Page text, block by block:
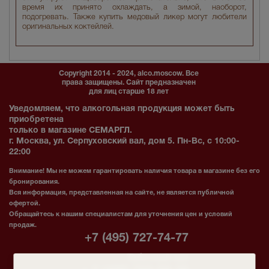
время их принято охлаждать, а зимой, наоборот,
подогревать. Также купить медовый ликер могут любители
оригинальных коктейлей.
Copyright 2014 - 2024, alco.moscow. Все
права защищены. Сайт предназначен
для лиц старше 18 лет
Уведомляем, что алкогольная продукция может быть
приобретена
только в магазине СЕМАРГЛ.
г. Москва, ул. Серпуховский вал, дом 5. Пн-Вс, с 10:00-
22:00
Внимание! Мы не можем гарантировать наличия товара в магазине без его
бронирования.
Вся информация, представленная на сайте, не является публичной
офертой.
Обращайтесь к нашим специалистам для уточнения цен и условий
продаж.
+7 (495) 727-74-77